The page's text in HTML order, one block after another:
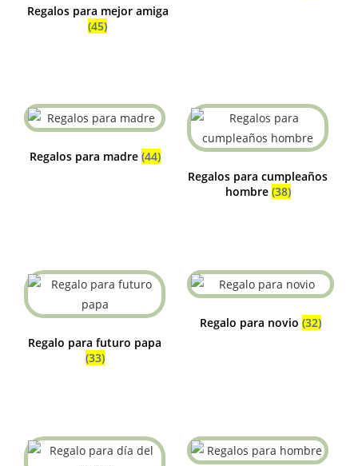
Regalos para mejor amiga
(45)
Regalos para madre (44)
Regalos para cumpleaños
hombre (38)
Regalo para futuro papa
(33)
Regalo para novio (32)